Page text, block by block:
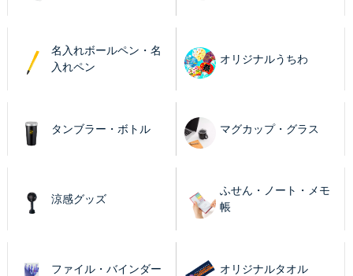
名入れボールペン・名
入れペン
オリジナルうちわ
タンブラー・ボトル マグカップ・グラス
涼感グッズ
ふせん・ノート・メモ
帳
ファイル・バインダー オリジナルタオル